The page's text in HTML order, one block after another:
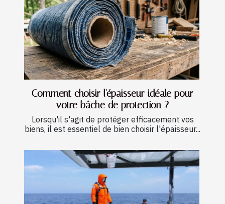
Comment choisir l'épaisseur idéale pour
votre bâche de protection ?
Lorsqu'il s'agit de protéger efficacement vos
biens, il est essentiel de bien choisir l'épaisseur...